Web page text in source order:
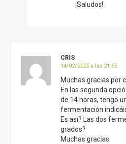
¡Saludos!
CRIS
14/02/2025 a las 21:55
Muchas gracias por
En las segunda
de 14 horas, tengo
fermentación
Es así? Las dos
grados?
Muchas gracias